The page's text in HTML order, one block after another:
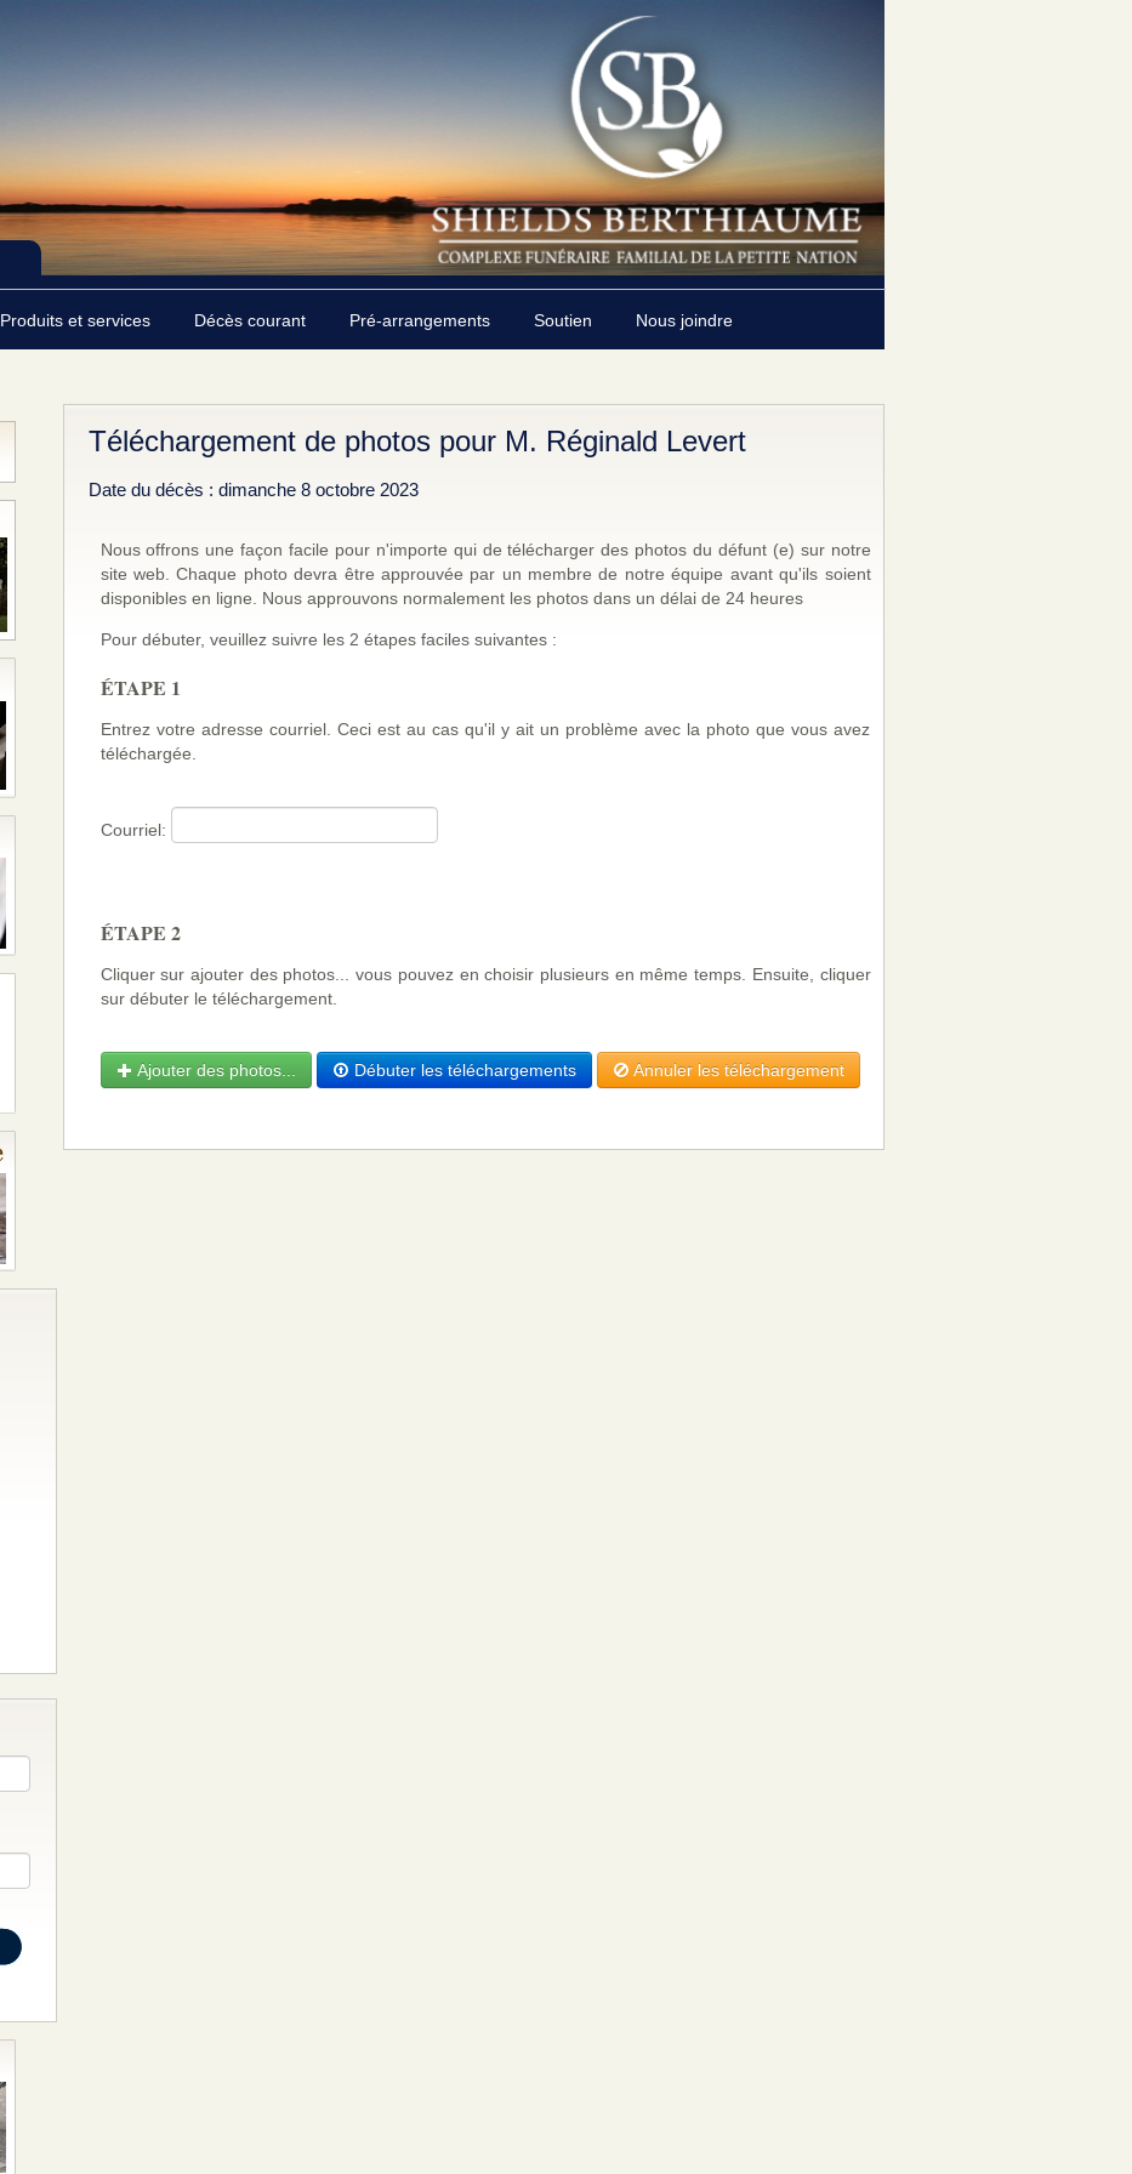
Produits et services Décès courant Pré-arrangements Soutien Nous joindre
Téléchargement de photos pour M. Réginald Levert
Date du décès : dimanche 8 octobre 2023
Nous offrons une façon facile pour n'importe qui de télécharger des photos du défunt (e) sur notre
site web. Chaque photo devra être approuvée par un membre de notre équipe avant qu'ils soient
disponibles en ligne. Nous approuvons normalement les photos dans un délai de 24 heures
Pour débuter, veuillez suivre les 2 étapes faciles suivantes :
ÉTAPE 1
Entrez votre adresse courriel. Ceci est au cas qu'il y ait un problème avec la photo que vous avez
téléchargée.
Courriel:
ÉTAPE 2
Cliquer sur ajouter des photos... vous pouvez en choisir plusieurs en même temps. Ensuite, cliquer
sur débuter le téléchargement.
Ajouter des photos... Débuter les téléchargements Annuler les téléchargement